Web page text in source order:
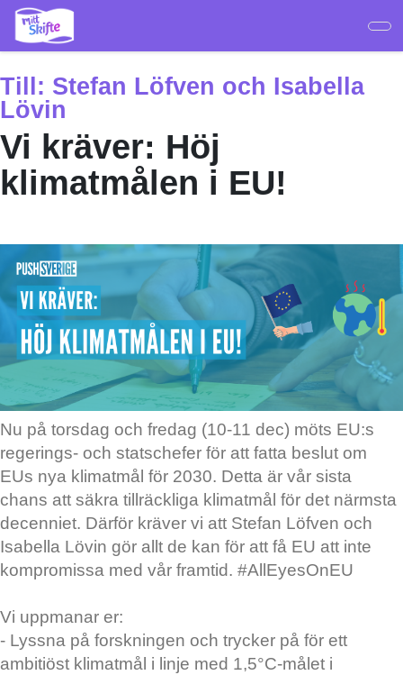
Hoppa
huvudinnehåll
Till: Stefan Löfven och Isabella
Lövin
Vi kräver: Höj
klimatmålen i EU!
Nu på torsdag och fredag (10-11 dec) möts EU:s
regerings- och statschefer för att fatta beslut om
EUs nya klimatmål för 2030. Detta är vår sista
chans att säkra tillräckliga klimatmål för det närmsta
decenniet. Därför kräver vi att Stefan Löfven och
Isabella Lövin gör allt de kan för att få EU att inte
kompromissa med vår framtid. #AllEyesOnEU
Vi uppmanar er:
- Lyssna på forskningen och trycker på för ett
ambitiöst klimatmål i linje med 1,5°C-målet i